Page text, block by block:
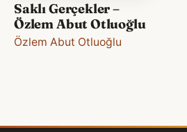
Saklı Gerçekler –
Özlem Abut Otluoğlu
Özlem Abut Otluoğlu